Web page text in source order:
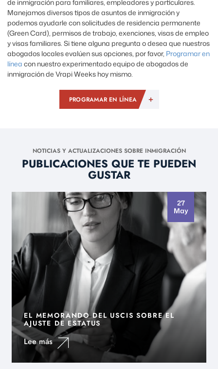
de inmigración para familiares, empleadores y particulares.
Manejamos diversos tipos de asuntos de inmigración y
podemos ayudarle con solicitudes de residencia permanente
(Green Card), permisos de trabajo, exenciones, visas de empleo
y visas familiares. Si tiene alguna pregunta o desea que nuestros
abogados locales evalúen sus opciones, por favor, Programar en
línea con nuestro experimentado equipo de abogados de
inmigración de Vrapi Weeks hoy mismo.
PROGRAMAR EN LÍNEA
NOTICIAS Y ACTUALIZACIONES SOBRE INMIGRACIÓN
PUBLICACIONES QUE TE PUEDEN
GUSTAR
27
May
EL MEMORANDO DEL USCIS SOBRE EL
AJUSTE DE ESTATUS
Lee más